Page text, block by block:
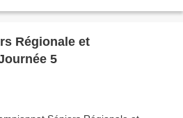
Régionale et
5